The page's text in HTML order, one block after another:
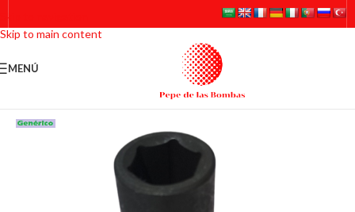
Skip to navigation
Skip to main content
MENÚ